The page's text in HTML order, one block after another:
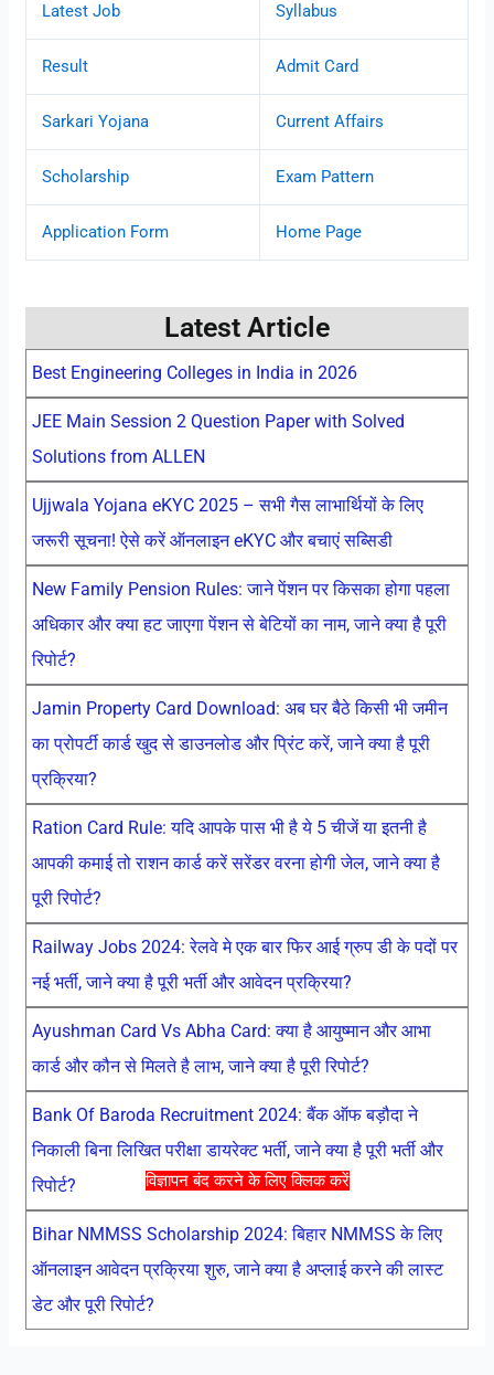
विज्ञापन बंद करने के लिए क्लिक करें
Latest Job Syllabus
Result Admit Card
Sarkari Yojana Current Affairs
Scholarship Exam Pattern
Application Form Home Page
Latest Article
Best Engineering Colleges in India in 2026
JEE Main Session 2 Question Paper with Solved
Solutions from ALLEN
Ujjwala Yojana eKYC 2025 – सभी गैस लाभार्थियों के लिए
जरूरी सूचना! ऐसे करें ऑनलाइन eKYC और बचाएं सब्सिडी
New Family Pension Rules: जाने पेंशन पर किसका होगा पहला
अधिकार और क्या हट जाएगा पेंशन से बेटियों का नाम, जाने क्या है पूरी
रिपोर्ट?
Jamin Property Card Download: अब घर बैठे किसी भी जमीन
का प्रोपर्टी कार्ड खुद से डाउनलोड और प्रिंट करें, जाने क्या है पूरी
प्रक्रिया?
Ration Card Rule: यदि आपके पास भी है ये 5 चीजें या इतनी है
आपकी कमाई तो राशन कार्ड करें सरेंडर वरना होगी जेल, जाने क्या है
पूरी रिपोर्ट?
Railway Jobs 2024: रेलवे मे एक बार फिर आई ग्रुप डी के पदों पर
नई भर्ती, जाने क्या है पूरी भर्ती और आवेदन प्रक्रिया?
Ayushman Card Vs Abha Card: क्या है आयुष्मान और आभा
कार्ड और कौन से मिलते है लाभ, जाने क्या है पूरी रिपोर्ट?
Bank Of Baroda Recruitment 2024: बैंक ऑफ बड़ौदा ने
निकाली बिना लिखित परीक्षा डायरेक्ट भर्ती, जाने क्या है पूरी भर्ती और
रिपोर्ट?
Bihar NMMSS Scholarship 2024: बिहार NMMSS के लिए
ऑनलाइन आवेदन प्रक्रिया शुरु, जाने क्या है अप्लाई करने की लास्ट
डेट और पूरी रिपोर्ट?